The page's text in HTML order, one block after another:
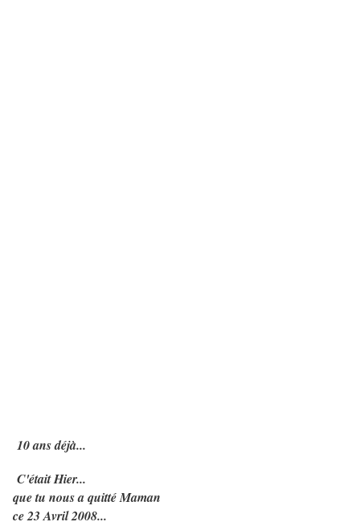
10 ans déjà...
C'était Hier...
que tu nous a quitté Maman
ce 23 Avril 2008...